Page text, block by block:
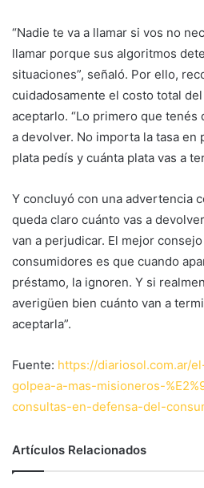
“Nadie te va a llamar si vos no
llamar porque sus algoritmos
situaciones”, señaló. Por ello,
cuidadosamente el costo total
aceptarlo. “Lo primero que tenés
a devolver. No importa la tasa en
plata pedís y cuánta plata vas a
Y concluyó con una advertencia
queda claro cuánto vas a
van a perjudicar. El mejor
consumidores es que cuando
préstamo, la ignoren. Y si
averigüen bien cuánto van a
aceptarla”.
Fuente: https://diariosol.com.ar/
golpea-a-mas-misioneros-
consultas-en-defensa-del-
Artículos Relacionados